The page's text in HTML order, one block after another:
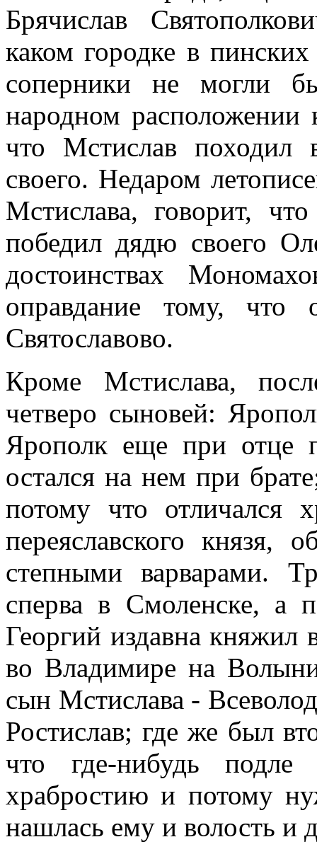
Брячислав
каком городке в
соперники не могли
народном
что Мстислав походил
своего. Недаром
Мстислава, говорит,
победил дядю своего
достоинствах
оправдание тому, что
Святославово.
Кроме Мстислава,
четверо сыновей:
Ярополк еще при отце
остался на нем при
потому что отличался
переяславского князя,
степными варварами.
сперва в Смоленске, а
Георгий издавна княжил
во Владимире на
сын Мстислава -
Ростислав; где же был
что где-нибудь
храбростию и потому
нашлась ему и волость и